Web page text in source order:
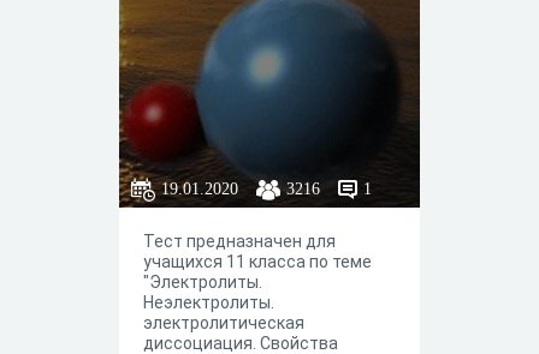
19.01.2020 3216 1
Тест предназначен для
учащихся 11 класса по теме
"Электролиты.
Неэлектролиты.
электролитическая
диссоциация. Свойства